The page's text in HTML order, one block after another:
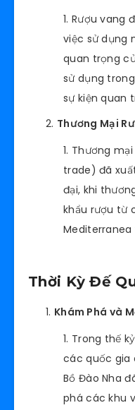
Rượu vang
việc sử dụng
quan trọng
sử dụng
sự kiện quan
Thương Mại
Thương
trade) đã
đại, khi
khẩu rượu từ
Mediterranea
Thời Kỳ Đế
Khám Phá và
Trong thế
các quốc gia
Bồ Đào Nha
phá các khu